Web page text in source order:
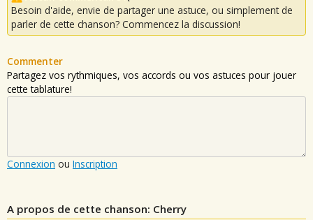
Besoin d'aide, envie de partager une astuce, ou simplement de
parler de cette chanson? Commencez la discussion!
Commenter
Partagez vos rythmiques, vos accords ou vos astuces pour jouer
cette tablature!
Connexion ou Inscription
A propos de cette chanson: Cherry